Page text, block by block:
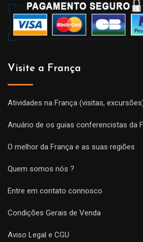
Visite a França
Atividades na França (visitas,
Anuário de os guias conferencistas da
O melhor da França e as suas regiões
Quem somos nós ?
Entre em contato connosco
Condições Gerais de Venda
Aviso Legal e CGU